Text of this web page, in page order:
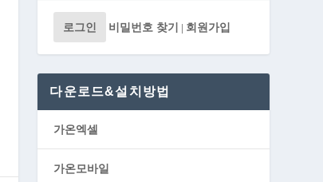
로그인 비밀번호 찾기 회원가입
다운로드&설치방법
가온엑셀
가온모바일